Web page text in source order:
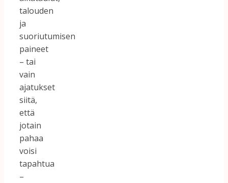
talouden
ja
suoriutumisen
paineet
– tai
vain
ajatukset
siitä,
että
jotain
pahaa
voisi
tapahtua
–